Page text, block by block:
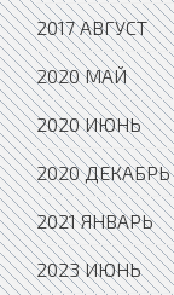
2017 АВГУСТ
2020 МАЙ
2020 ИЮНЬ
2020 ДЕКАБРЬ
2021 ЯНВАРЬ
2023 ИЮНЬ